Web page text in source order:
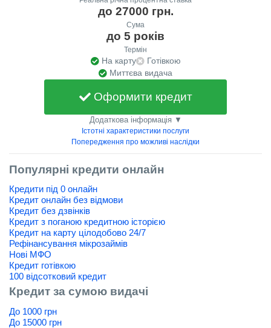
до 27000 грн.
Сума
до 5 років
Термін
На карту
Готівкою
Миттєва видача
Оформити кредит
Додаткова інформація ▼
Істотні характеристики послуги
Попередження про можливі наслідки
Популярні кредити онлайн
Кредити під 0 онлайн
Кредит онлайн без відмови
Кредит без дзвінків
Кредит з поганою кредитною історією
Кредит на карту цілодобово 24/7
Рефінансування мікрозаймів
Нові МФО
Кредит готівкою
100 відсотковий кредит
Кредит за сумою видачі
До 1000 грн
До 15000 грн